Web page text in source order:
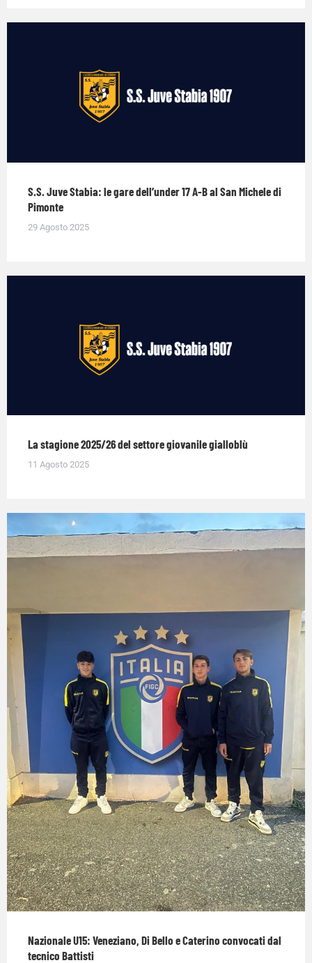
S.S. Juve Stabia: le gare dell’under 17 A-B al San Michele di
Pimonte
29 Agosto 2025
La stagione 2025/26 del settore giovanile gialloblù
11 Agosto 2025
Nazionale U15: Veneziano, Di Bello e Caterino convocati dal
tecnico Battisti